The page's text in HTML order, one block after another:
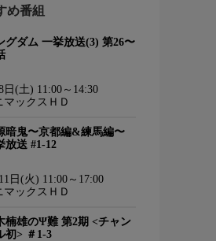
め番組
グダム 一挙放送(3) 第26〜
日(土) 11:00～14:30
マックスＨＤ
暗鬼〜京都編&練馬編〜
放送 #1-12
日(火) 11:00～17:00
マックスＨＤ
楠雄のΨ難 第2期 <チャン
初> ＃1-3